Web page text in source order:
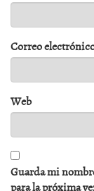
Correo
Web
Guarda mi
para la próxima